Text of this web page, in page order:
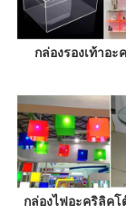
กล่องรองเท้าอ
กล่องไฟอะคริลิค